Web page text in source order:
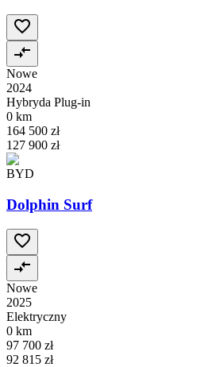
Nowe
2024
Hybryda Plug-in
0 km
164 500 zł
127 900 zł
BYD
Dolphin Surf
Nowe
2025
Elektryczny
0 km
97 700 zł
92 815 zł